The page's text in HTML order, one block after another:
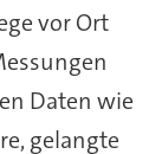
vor Ort
Daten wie
gelangte